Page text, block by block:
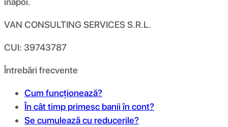
VAN CONSULTING SERVICES S.R.L.
CUI: 39743787
Întrebări frecvente
Cum funcționează?
În cât timp primesc banii în cont?
Se cumulează cu reducerile?